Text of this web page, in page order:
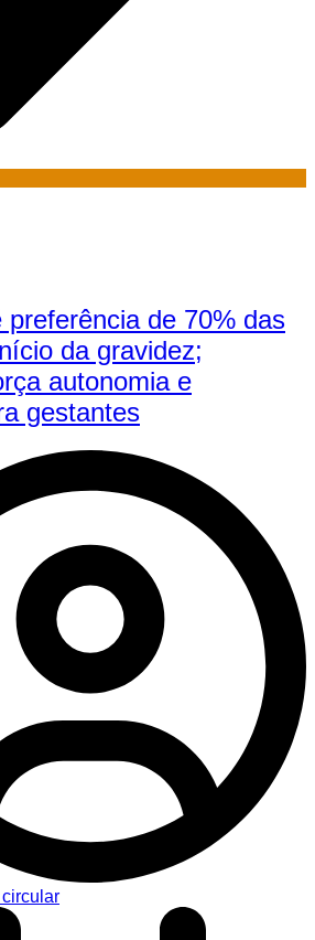
preferência de 70% das
da gravidez;
autonomia e
gestantes